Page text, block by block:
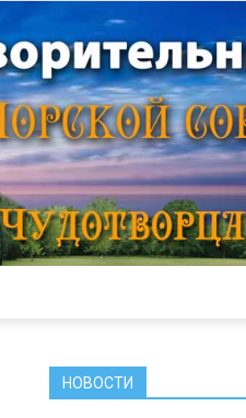
НОВОСТИ